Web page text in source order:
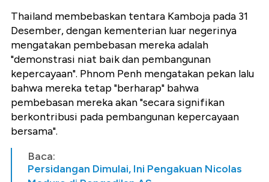
Thailand membebaskan tentara Kamboja pada 31
Desember, dengan kementerian luar negerinya
mengatakan pembebasan mereka adalah
"demonstrasi niat baik dan pembangunan
kepercayaan". Phnom Penh mengatakan pekan lalu
bahwa mereka tetap "berharap" bahwa
pembebasan mereka akan "secara signifikan
berkontribusi pada pembangunan kepercayaan
bersama".
Baca:
Persidangan Dimulai, Ini Pengakuan Nicolas